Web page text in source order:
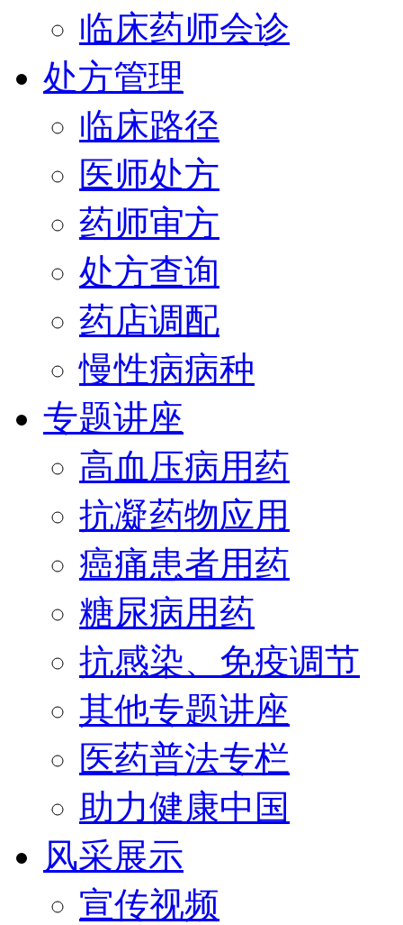
临床药师会诊
处方管理
临床路径
医师处方
药师审方
处方查询
药店调配
慢性病病种
专题讲座
高血压病用药
抗凝药物应用
癌痛患者用药
糖尿病用药
抗感染、免疫调节
其他专题讲座
医药普法专栏
助力健康中国
风采展示
宣传视频